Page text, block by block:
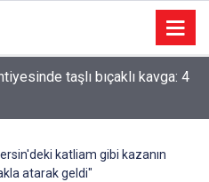
Dünyası Düşünce ve Araştırma
kurma kararı aldık
katliam gibi kazanın
atarak geldi"